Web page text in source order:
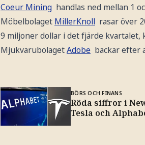
Coeur Mining handlas ned mellan 1
Möbelbolaget MillerKnoll rasar över
9 miljoner dollar i det fjärde
MjukvarubolagetAdobe backar efter
BÖRS OCH FINANS
Röda siffror i
Tesla och